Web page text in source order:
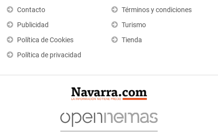
Contacto
Publicidad
Política de Cookies
Política de privacidad
Términos y condiciones
Turismo
Tienda